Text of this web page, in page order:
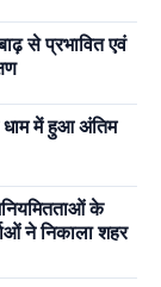
से प्रभावित एवं
धाम में हुआ अंतिम
के
ने निकाला शहर